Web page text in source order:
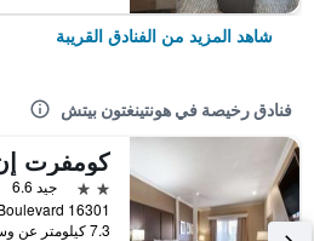
شاهد المزيد من الفنادق القريبة
فنادق رخيصة في هونتينغتون بيتش
2 نجمتين
جيد 6.6
7.3 كيلومتر عن وسط المدينة